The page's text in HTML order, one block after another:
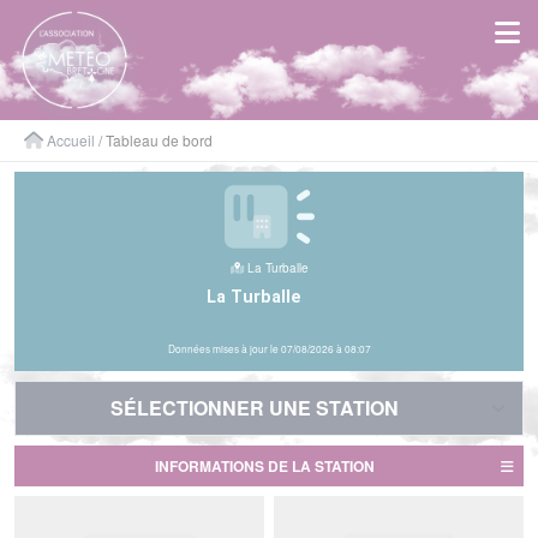
Accueil / Tableau de bord
La Turballe
La Turballe
Données mises à jour le 07/08/2026 à 08:07
SÉLECTIONNER UNE STATION
SÉLECTIONNER UNE STATION
INFORMATIONS DE LA STATION
Panneau de gestion des cookies